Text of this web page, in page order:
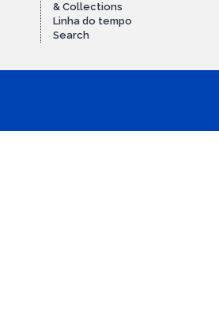
& Collections
Linha do tempo
Search